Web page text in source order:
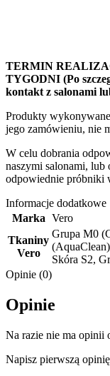
TERMIN
TYGODNI (Po
kontakt z salonami
Produkty
jego zamówieniu, nie
W celu dobrania
naszymi salonami, lub
odpowiednie próbniki
Informacje dodatkowe
Marka Vero
Tkaniny
Vero
Grupa M0
(AquaClean)
Skóra S2,
Opinie (0)
Opinie
Na razie nie ma opinii
Napisz pierwszą